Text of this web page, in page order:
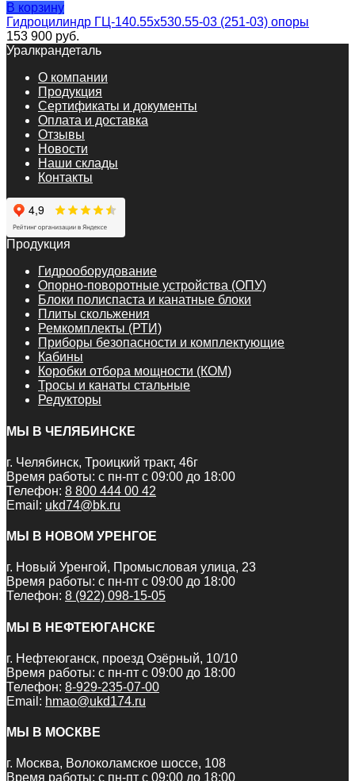
В корзину
Гидроцилиндр ГЦ-140.55х530.55-03 (251-03) опоры
153 900 руб.
Уралкрандеталь
О компании
Продукция
Сертификаты и документы
Оплата и доставка
Отзывы
Новости
Наши склады
Контакты
Продукция
Гидрооборудование
Опорно-поворотные устройства (ОПУ)
Блоки полиспаста и канатные блоки
Плиты скольжения
Ремкомплекты (РТИ)
Приборы безопасности и комплектующие
Кабины
Коробки отбора мощности (КОМ)
Тросы и канаты стальные
Редукторы
МЫ В ЧЕЛЯБИНСКЕ
г. Челябинск, Троицкий тракт, 46г
Время работы: с пн-пт с 09:00 до 18:00
Телефон: 8 800 444 00 42
Email: ukd74@bk.ru
МЫ В НОВОМ УРЕНГОЕ
г. Новый Уренгой, Промысловая улица, 23
Время работы: с пн-пт с 09:00 до 18:00
Телефон: 8 (922) 098-15-05
МЫ В НЕФТЕЮГАНСКЕ
г. Нефтеюганск, проезд Озёрный, 10/10
Время работы: с пн-пт с 09:00 до 18:00
Телефон: 8-929-235-07-00
Email: hmao@ukd174.ru
МЫ В МОСКВЕ
г. Москва, Волоколамское шоссе, 108
Время работы: с пн-пт с 09:00 до 18:00